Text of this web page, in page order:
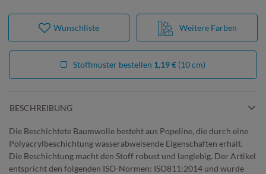
Weitere Farben
Wunschliste
Stoffmuster bestellen 1,19 € (10 cm)
BESCHREIBUNG
Die Beschichtete Baumwolle besteht aus Popeline, die durch eine
Polyacrylbeschichtung wasserabweisende Eigenschaften erhält.
Die Beschichtung macht den Stoff robust und langlebig. Der Artikel
entspricht den folgenden ISO-Normen: ISO811:2014 und wurde